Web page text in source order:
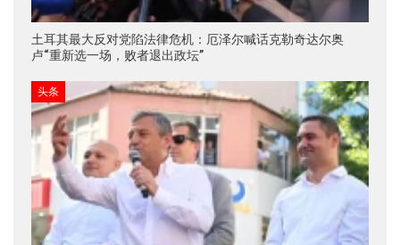
土耳其最大反对党陷法律危机：厄泽尔喊话克勒奇达尔奥
卢“重新选一场，败者退出政坛”
头条